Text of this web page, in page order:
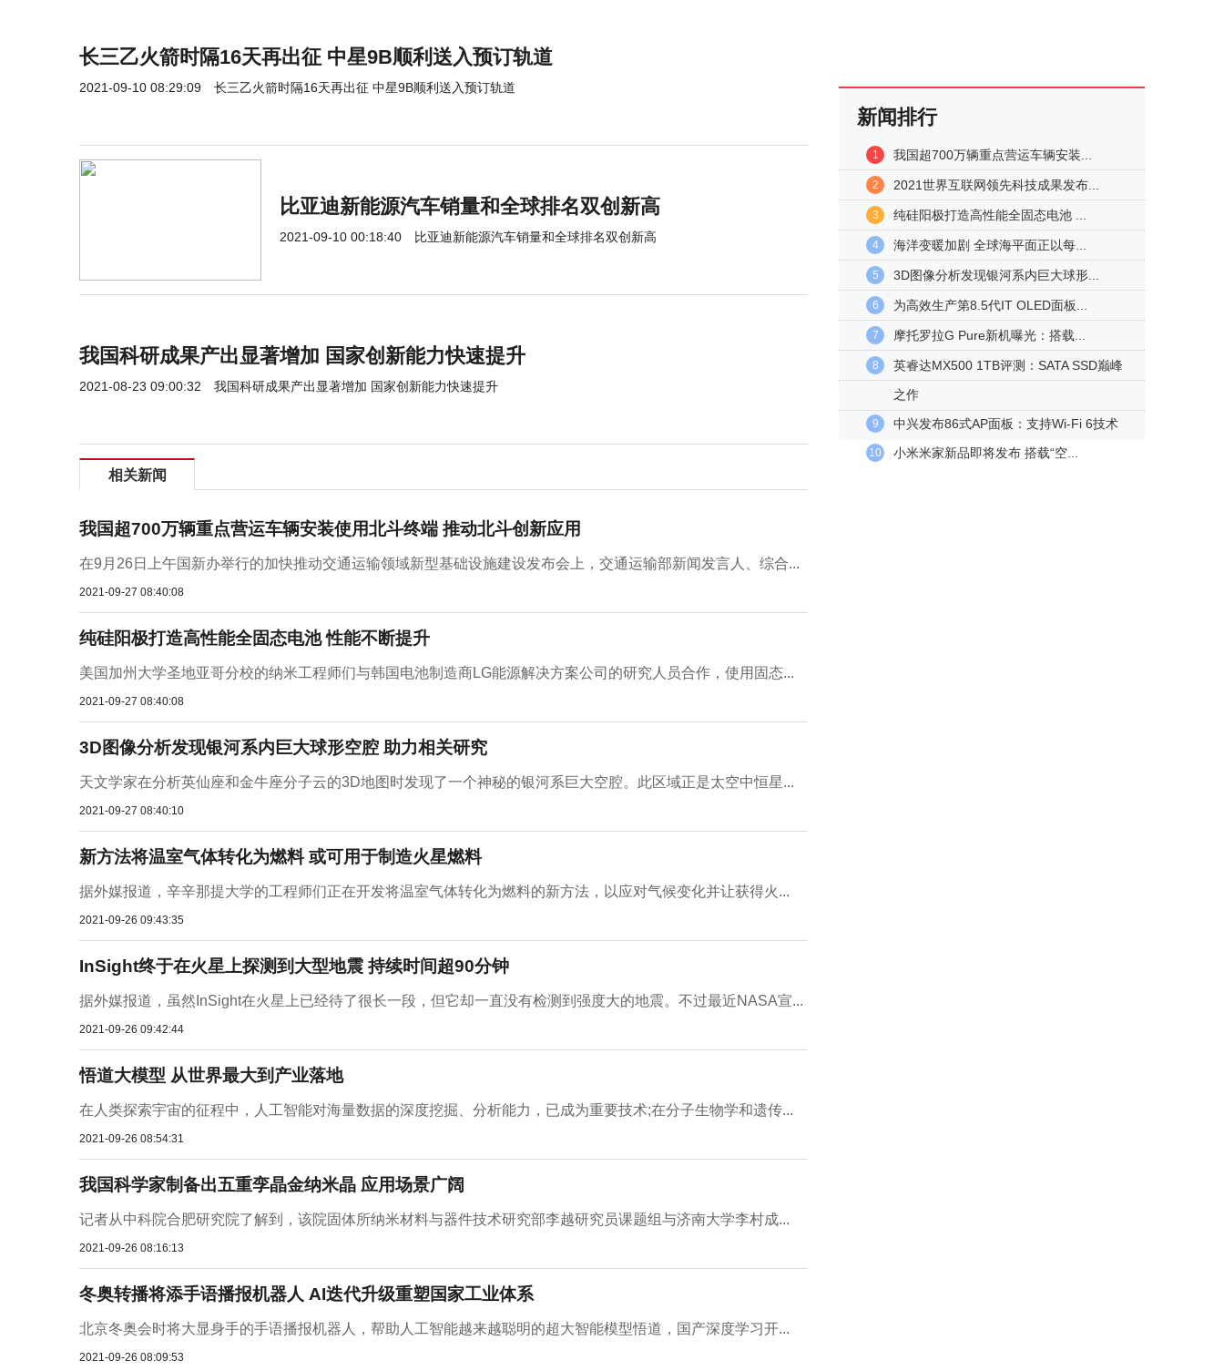
长三乙火箭时隔16天再出征 中星9B顺利送入预订轨道
2021-09-10 08:29:09 长三乙火箭时隔16天再出征 中星9B顺利送入预订轨道
比亚迪新能源汽车销量和全球排名双创新高
2021-09-10 00:18:40 比亚迪新能源汽车销量和全球排名双创新高
我国科研成果产出显著增加 国家创新能力快速提升
2021-08-23 09:00:32 我国科研成果产出显著增加 国家创新能力快速提升
相关新闻
我国超700万辆重点营运车辆安装使用北斗终端 推动北斗创新应用
在9月26日上午国新办举行的加快推动交通运输领域新型基础设施建设发布会上，交通运输部新闻发言人、综合...
2021-09-27 08:40:08
纯硅阳极打造高性能全固态电池 性能不断提升
美国加州大学圣地亚哥分校的纳米工程师们与韩国电池制造商LG能源解决方案公司的研究人员合作，使用固态...
2021-09-27 08:40:08
3D图像分析发现银河系内巨大球形空腔 助力相关研究
天文学家在分析英仙座和金牛座分子云的3D地图时发现了一个神秘的银河系巨大空腔。此区域正是太空中恒星...
2021-09-27 08:40:10
新方法将温室气体转化为燃料 或可用于制造火星燃料
据外媒报道，辛辛那提大学的工程师们正在开发将温室气体转化为燃料的新方法，以应对气候变化并让获得火...
2021-09-26 09:43:35
InSight终于在火星上探测到大型地震 持续时间超90分钟
据外媒报道，虽然InSight在火星上已经待了很长一段，但它却一直没有检测到强度大的地震。不过最近NASA宣...
2021-09-26 09:42:44
悟道大模型 从世界最大到产业落地
在人类探索宇宙的征程中，人工智能对海量数据的深度挖掘、分析能力，已成为重要技术;在分子生物学和遗传...
2021-09-26 08:54:31
我国科学家制备出五重孪晶金纳米晶 应用场景广阔
记者从中科院合肥研究院了解到，该院固体所纳米材料与器件技术研究部李越研究员课题组与济南大学李村成...
2021-09-26 08:16:13
冬奥转播将添手语播报机器人 AI迭代升级重塑国家工业体系
北京冬奥会时将大显身手的手语播报机器人，帮助人工智能越来越聪明的超大智能模型悟道，国产深度学习开...
2021-09-26 08:09:53
新闻排行
1 我国超700万辆重点营运车辆安装...
2 2021世界互联网领先科技成果发布...
3 纯硅阳极打造高性能全固态电池 ...
4 海洋变暖加剧 全球海平面正以每...
5 3D图像分析发现银河系内巨大球形...
6 为高效生产第8.5代IT OLED面板...
7 摩托罗拉G Pure新机曝光：搭载...
8
英睿达MX500 1TB评测：SATA SSD巅峰
之作
9 中兴发布86式AP面板：支持Wi-Fi 6技术
10 小米米家新品即将发布 搭载“空...